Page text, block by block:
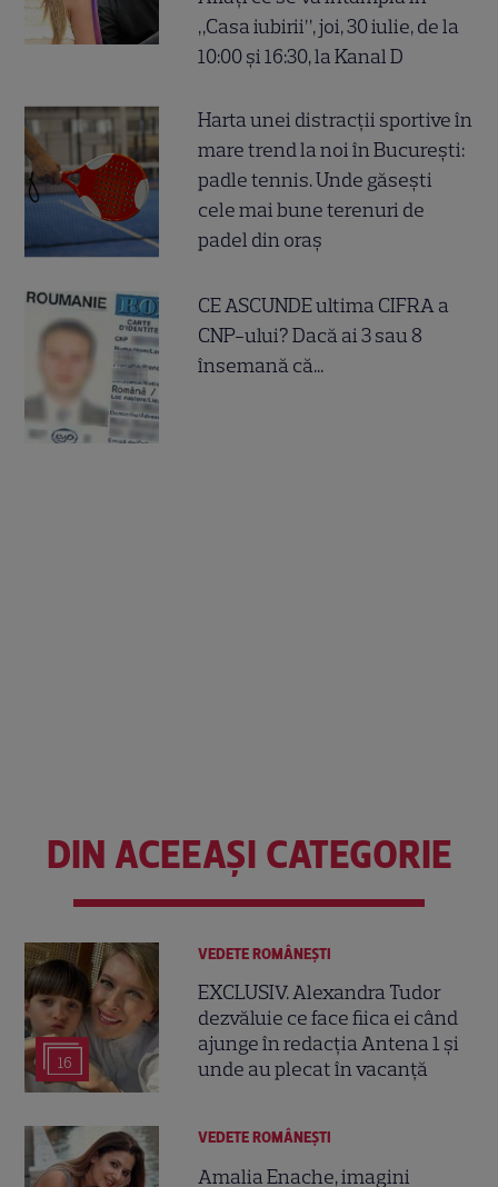
„Casa iubirii”, joi, 30 iulie, de la
10:00 și 16:30, la Kanal D
Harta unei distracții sportive în
mare trend la noi în București:
padle tennis. Unde găsești
cele mai bune terenuri de
padel din oraș
CE ASCUNDE ultima CIFRA a
CNP-ului? Dacă ai 3 sau 8
însemană că...
DIN ACEEAȘI CATEGORIE
16
VEDETE ROMÂNEŞTI
EXCLUSIV. Alexandra Tudor
dezvăluie ce face fiica ei când
ajunge în redacția Antena 1 și
unde au plecat în vacanță
VEDETE ROMÂNEŞTI
Amalia Enache, imagini